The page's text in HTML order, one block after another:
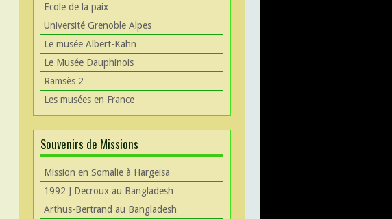
Ecole de la paix
Université Grenoble Alpes
Le musée Albert-Kahn
Le Musée Dauphinois
Ramsès 2
Les musées en France
Souvenirs de Missions
Mission en Somalie à Hargeisa
1992 J Decroux au Bangladesh
Arthus-Bertrand au Bangladesh